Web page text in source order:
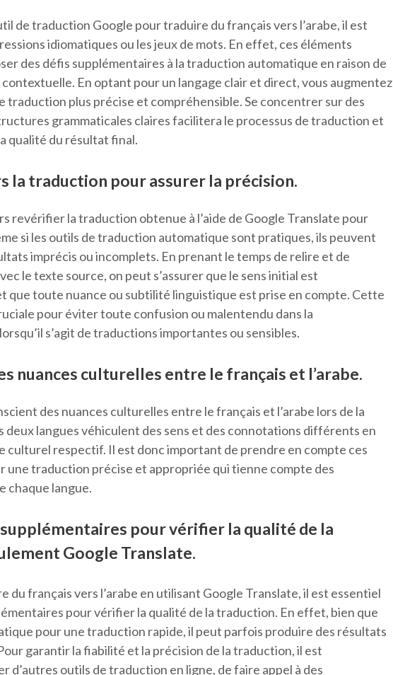
de traduction Google pour traduire du français vers l’arabe, il est
idiomatiques ou les jeux de mots. En effet, ces éléments
des défis supplémentaires à la traduction automatique en raison de
En optant pour un langage clair et direct, vous augmentez
traduction plus précise et compréhensible. Se concentrer sur des
grammaticales claires facilitera le processus de traduction et
qualité du résultat final.
la traduction pour assurer la précision.
revérifier la traduction obtenue à l’aide de Google Translate pour
si les outils de traduction automatique sont pratiques, ils peuvent
imprécis ou incomplets. En prenant le temps de relire et de
le texte source, on peut s’assurer que le sens initial est
que toute nuance ou subtilité linguistique est prise en compte. Cette
pour éviter toute confusion ou malentendu dans la
s’agit de traductions importantes ou sensibles.
nuances culturelles entre le français et l’arabe.
des nuances culturelles entre le français et l’arabe lors de la
deux langues véhiculent des sens et des connotations différents en
culturel respectif. Il est donc important de prendre en compte ces
une traduction précise et appropriée qui tienne compte des
chaque langue.
pour vérifier la qualité de la
Google Translate.
du français vers l’arabe en utilisant Google Translate, il est essentiel
pour vérifier la qualité de la traduction. En effet, bien que
pour une traduction rapide, il peut parfois produire des résultats
garantir la fiabilité et la précision de la traduction, il est
d’autres outils de traduction en ligne, de faire appel à des